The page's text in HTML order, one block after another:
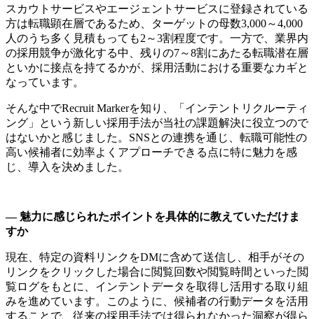
スカウトサービスやエージェントサービスに登録されている
方は転職顕在層であるため、ターゲットの母数3,000～4,000
人のうち多く見積もっても2～3割程度です。一方で、業界内
の採用競争が激化する中、残りの7～8割にあたる転職潜在層
といかに接点を持てるかが、採用活動における重要なカギと
なっています。
そんな中でRecruit Markerを知り、「インテントリクルーティ
ング」という新しい採用手法が当社の課題解決に役立つので
はないかと感じました。SNSとの連携を通じ、転職可能性の
高い候補者に効率よくアプローチできる点に特に魅力を感
じ、導入を決めました。
― 魅力に感じられたポイントを具体的に教えていただけま
すか
現在、特定の資料リンクをDMに含めて送信し、相手がその
リンクをクリックした場合に閲覧回数や閲覧時間といった閲
覧ログをもとに、インテントデータを取得し活用する取り組
みを進めています。このように、候補者の行動データを活用
することで、従来の採用手法では得られなかった洞察が得ら